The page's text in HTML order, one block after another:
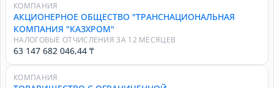
КОМПАНИЯ
АКЦИОНЕРНОЕ ОБЩЕСТВО "ТРАНСНАЦИОНАЛЬНАЯ
КОМПАНИЯ "КАЗХРОМ"
НАЛОГОВЫЕ ОТЧИСЛЕНИЯ ЗА 12 МЕСЯЦЕВ
63 147 682 046,44 ₸
КОМПАНИЯ